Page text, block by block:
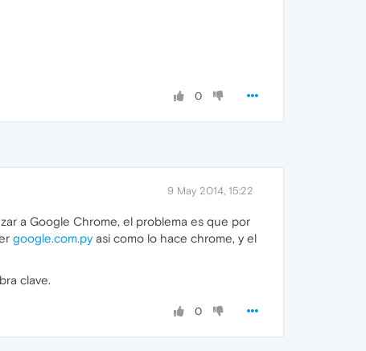
0
9 May 2014, 15:22
a Google Chrome, el problema es que por
google.com.pyasi como lo hace chrome, y el
clave.
0